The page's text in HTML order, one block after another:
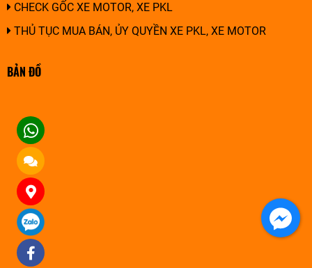
CHECK GỐC XE MOTOR, XE PKL
THỦ TỤC MUA BÁN, ỦY QUYỀN XE PKL, XE MOTOR
BẢN ĐỒ